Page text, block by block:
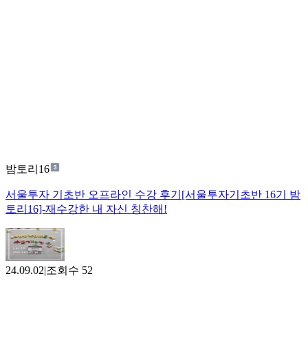
밤토리16
서울투자 기초반 오프라인 수강 후기[서울투자기초반 16기 밤
토리16]-재수강한 내 자신 칭찬해!
24.09.02|조회수 52